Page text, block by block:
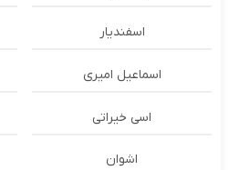
اسفندیار
اسماعیل امیری
اسی خیراتی
اشوان